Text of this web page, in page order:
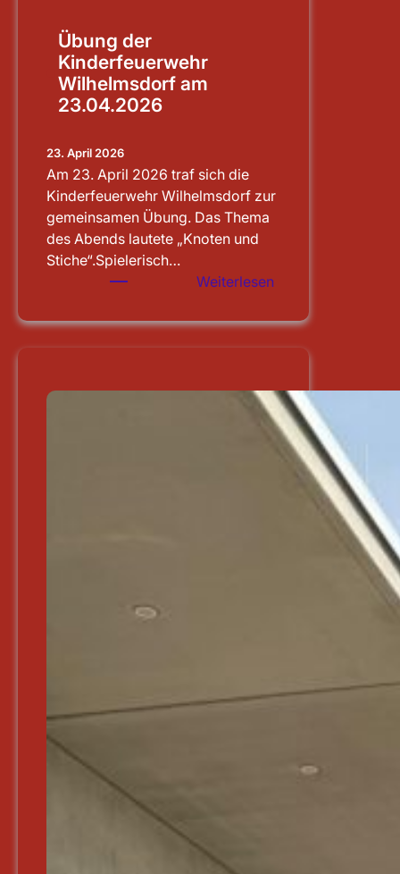
Übung der
Kinderfeuerwehr
Wilhelmsdorf am
23.04.2026
23. April 2026
Am 23. April 2026 traf sich die
Kinderfeuerwehr Wilhelmsdorf zur
gemeinsamen Übung. Das Thema
des Abends lautete „Knoten und
Stiche“.Spielerisch…
Weiterlesen
der
am
23.04.2026